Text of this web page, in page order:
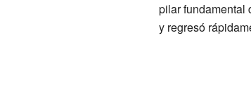
pilar fundamental
y regresó